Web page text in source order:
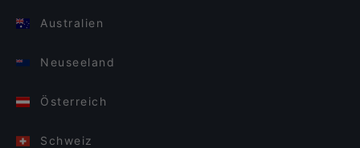
Australien
Neuseeland
Österreich
Schweiz